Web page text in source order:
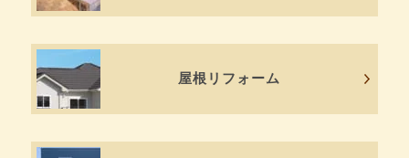
屋根リフォーム